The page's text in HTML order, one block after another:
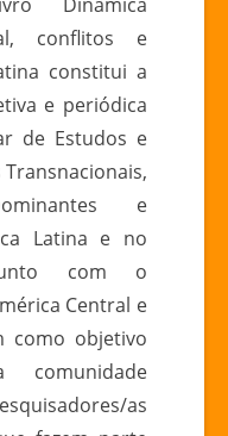
CONFLITOS
MEMÓRIA
NA
AMÉRICA
LATINA
conflitos e
constitui a
e periódica
de Estudos e
e
Latina e no
junto com o
Central e
como objetivo
as